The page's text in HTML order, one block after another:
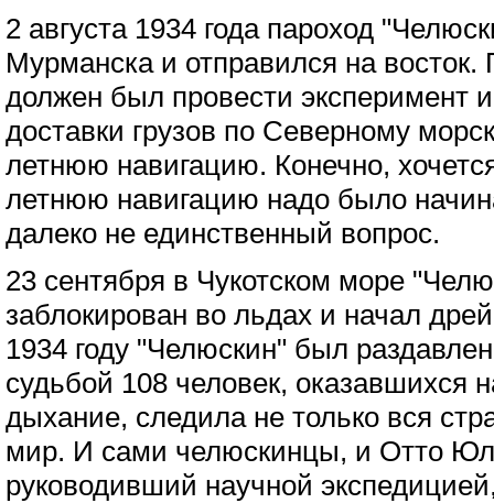
2 августа 1934 года пароход
Мурманска и отправился на восток.
должен был провести эксперимент
доставки грузов по Северному
летнюю навигацию. Конечно,
летнюю навигацию надо было
далеко не единственный вопрос.
23 сентября в Чукотском море
заблокирован во льдах и начал
1934 году "Челюскин" был
судьбой 108 человек, оказавшихся
дыхание, следила не только вся
мир. И сами челюскинцы, и Отто
руководивший научной